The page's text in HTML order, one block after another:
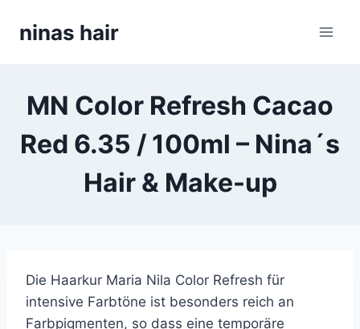
ninas hair
MN Color Refresh Cacao
Red 6.35 / 100ml – Nina´s
Hair & Make-up
Die Haarkur Maria Nila Color Refresh für
intensive Farbtöne ist besonders reich an
Farbpigmenten, so dass eine temporäre